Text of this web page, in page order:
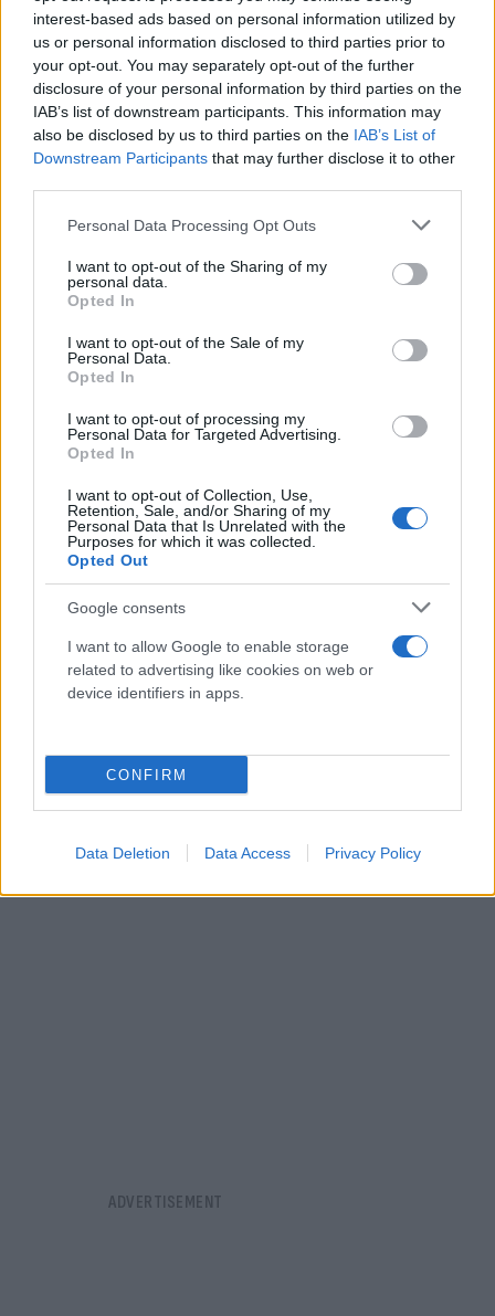
interest-based ads based on personal information utilized by
us or personal information disclosed to third parties prior to
your opt-out. You may separately opt-out of the further
disclosure of your personal information by third parties on the
IAB’s list of downstream participants. This information may
also be disclosed by us to third parties on the IAB’s List of
Downstream Participants that may further disclose it to other
Please note that this website/app uses one or more Google
not limited to your visit or usage behaviour. You may click to
grant or deny consent to Google and its third-party tags to
use your data for below specified purposes in below Google
consent section.
Personal Data Processing Opt Outs
I want to opt-out of the Sharing of my
personal data.
Opted In
I want to opt-out of the Sale of my
Personal Data.
Opted In
I want to opt-out of processing my
Personal Data for Targeted Advertising.
Opted In
I want to opt-out of Collection, Use,
Retention, Sale, and/or Sharing of my
Personal Data that Is Unrelated with the
Purposes for which it was collected.
Opted Out
Google consents
I want to allow Google to enable storage
related to advertising like cookies on web or
device identifiers in apps.
CONFIRM
Data Deletion Data Access Privacy Policy
Κατά την διάρκεια της πρώτης συνεδρίασης, που
πραγματοποίησε η επιτροπή, έγινε η πρώτη
καταγραφή απόψεων για τις δράσεις και τις
εκδηλώσεις που θα διοργανωθούν καθ΄ όλη την
διάρκεια του 2026.
Κοινή πεποίθηση όλων των μελών της 15μελους
επιτροπής, είναι η ανάγκη, οι δράσεις και οι
εκδηλώσεις να διαρκέσουν από την 1η Ιανουαρίου
μέχρι και τις 31 Δεκεμβρίου του νέου έτους και το
μήνυμα της συμπλήρωσης ενός αιώνα ζωής, να
μεταδοθεί εντός κι εκτός συνόρων και να αγγίζει
όσους νιώθουν ΠΑΟΚ.
Με τη σύμφωνη γνώμη του προέδρου της ΠΑΕ, Ιβάν
Σαββίδη, η επιτροπή θα προχωρήσει στην επόμενη
προκειμένου να καθοριστεί το τελικό πλάνο και να
ξεκινήσει η επιχειρησιακή προετοιμασία των
events για τα 100 χρόνια του ΠΑΟΚ.